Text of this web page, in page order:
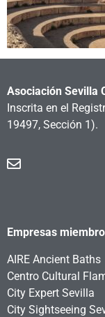
Asociación Sevilla
Inscrita en el
19497, Sección 1).
Empresas
AIRE Ancient Baths
Centro Cultural
City Expert Sevilla
City Sightseeing